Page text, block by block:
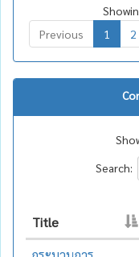
Previous
1 2
Search:
Title